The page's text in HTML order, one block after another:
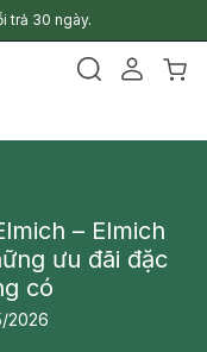
trả 30 ngày.
– Elmich
ưu đãi đặc
có
2026